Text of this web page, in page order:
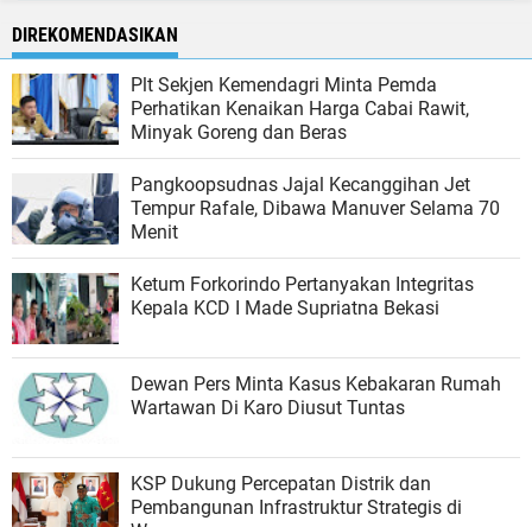
DIREKOMENDASIKAN
Plt Sekjen Kemendagri Minta Pemda
Perhatikan Kenaikan Harga Cabai Rawit,
Minyak Goreng dan Beras
Pangkoopsudnas Jajal Kecanggihan Jet
Tempur Rafale, Dibawa Manuver Selama 70
Menit
Ketum Forkorindo Pertanyakan Integritas
Kepala KCD I Made Supriatna Bekasi
Dewan Pers Minta Kasus Kebakaran Rumah
Wartawan Di Karo Diusut Tuntas
KSP Dukung Percepatan Distrik dan
Pembangunan Infrastruktur Strategis di